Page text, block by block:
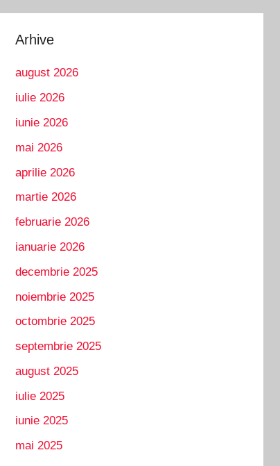
Arhive
august 2026
iulie 2026
iunie 2026
mai 2026
aprilie 2026
martie 2026
februarie 2026
ianuarie 2026
decembrie 2025
noiembrie 2025
octombrie 2025
septembrie 2025
august 2025
iulie 2025
iunie 2025
mai 2025